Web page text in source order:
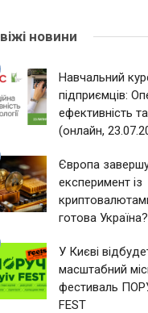
новини
Навчальний
підприємців:
ефективність та
(онлайн,
Європа
експеримент із
готова Україна?
У Києві
масштабний
фестиваль
FEST